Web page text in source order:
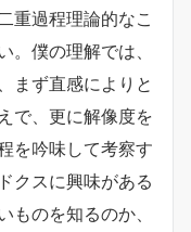
重過程理論的なこ
。僕の理解では、
まず直感によりと
で、更に解像度を
を吟味して考察す
クスに興味がある
ものを知るのか、